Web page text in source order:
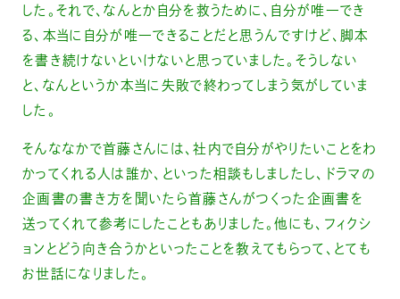
した。それで、なんとか自分を救うために、自分が唯一でき
る、本当に自分が唯一できることだと思うんですけど、脚本
を書き続けないといけないと思っていました。そうしない
と、なんというか本当に失敗で終わってしまう気がしていま
した。
そんななかで首藤さんには、社内で自分がやりたいことをわ
かってくれる人は誰か、といった相談もしましたし、ドラマの
企画書の書き方を聞いたら首藤さんがつくった企画書を
送ってくれて参考にしたこともありました。他にも、フィクシ
ョンとどう向き合うかといったことを教えてもらって、とても
お世話になりました。